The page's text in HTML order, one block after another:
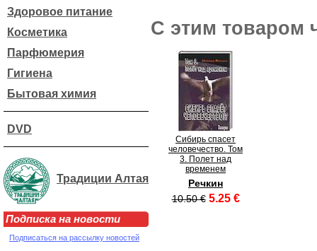
Здоровое питание
Косметика
Парфюмерия
Гигиена
Бытовая химия
DVD
Традиции Алтая
Подписка на новости
Подписаться на рассылку новостей
С этим товаром
Сибирь спасет
человечество. Том
3. Полет над
временем
Речкин
10.50 € 5.25 €